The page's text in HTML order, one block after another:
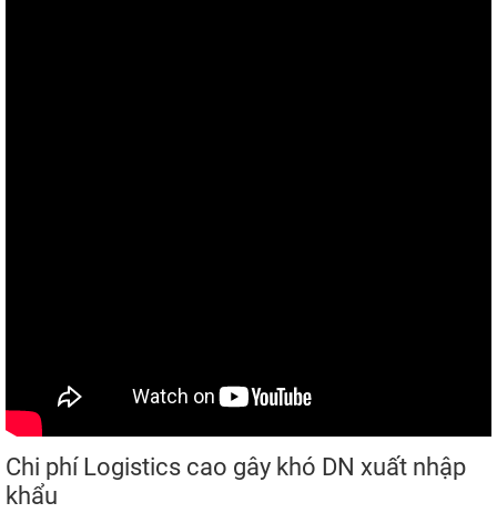
Chi phí Logistics cao gây khó DN xuất nhập
khẩu